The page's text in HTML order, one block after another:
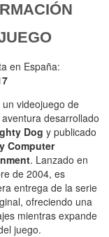
en España:
un videojuego de
desarrollado
Dog y publicado
Computer
. Lanzado en
de 2004, es
entrega de la serie
ofreciendo una
mientras expande
juego.